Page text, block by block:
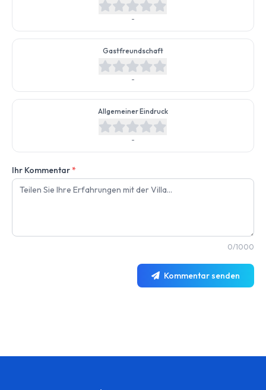
-
Gastfreundschaft
-
Allgemeiner Eindruck
-
Ihr Kommentar*
0/1000
Kommentar senden